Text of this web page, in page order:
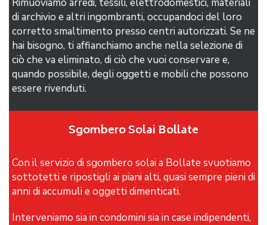
Rimuoviamo arredi, tessili, elettrodomestici, materiali
di archivio e altri ingombranti, occupandoci del loro
corretto smaltimento presso centri autorizzati. Se ne
hai bisogno, ti affianchiamo anche nella selezione di
ciò che va eliminato, di ciò che vuoi conservare e,
quando possibile, degli oggetti e mobili che possono
essere rivenduti.
Sgombero Solai Bollate
Con il servizio di sgombero solai a Bollate svuotiamo
sottotetti e ripostigli ai piani alti, quasi sempre pieni di
anni di accumuli e oggetti dimenticati.
Interveniamo sia in condomini sia in case indipendenti,